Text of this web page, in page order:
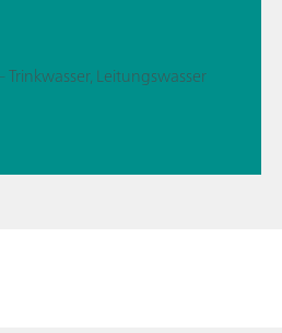
Leitungswasser